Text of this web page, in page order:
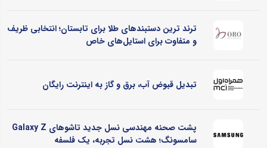
ترند ترین دستبندهای طلا برای تابستان؛ انتخابی ظریف
و متفاوت برای استایل‌های خاص
تبدیل قبوض آب، برق و گاز به اینترنت رایگان
پشت صحنه مهندسی نسل جدید تاشوهای Galaxy Z
سامسونگ؛ هشت نسل تجربه، یک فلسفه